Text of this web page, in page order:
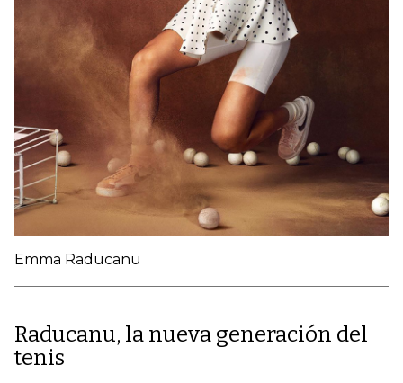
Emma Raducanu
Raducanu, la nueva generación del
tenis